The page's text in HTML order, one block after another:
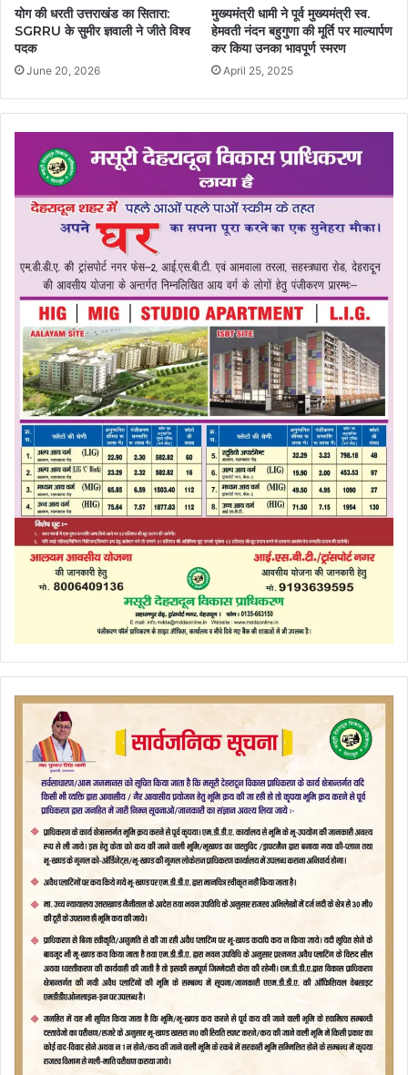
योग की धरती उत्तराखंड का सितारा:
SGRRU के सुमीर ज्ञवाली ने जीते विश्व
पदक
June 20, 2026
मुख्यमंत्री धामी ने पूर्व मुख्यमंत्री स्व.
हेमवती नंदन बहुगुणा की मूर्ति पर माल्यार्पण
कर किया उनका भावपूर्ण स्मरण
April 25, 2025